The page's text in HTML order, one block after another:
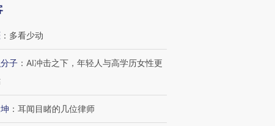
四届链博
技“链”接产
有意思的生活方式·第三对
住三大增长引擎是什么？
： 多看少动
子 ： AI冲击之下，年轻人与高学历女性更
： 耳闻目睹的几位律师